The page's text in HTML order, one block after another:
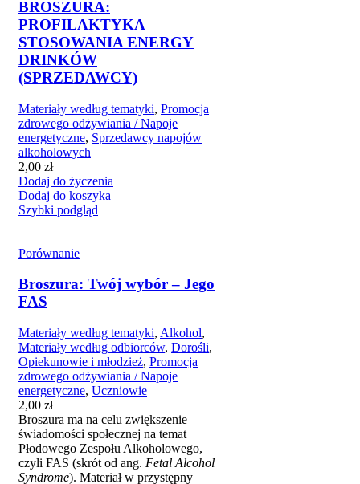
BROSZURA:
PROFILAKTYKA
STOSOWANIA ENERGY
DRINKÓW
(SPRZEDAWCY)
Materiały według tematyki, Promocja
zdrowego odżywiania / Napoje
energetyczne, Sprzedawcy napojów
alkoholowych
2,00 zł
Dodaj do życzenia
Dodaj do koszyka
Szybki podgląd
Porównanie
Broszura: Twój wybór – Jego
FAS
Materiały według tematyki, Alkohol,
Materiały według odbiorców, Dorośli,
Opiekunowie i młodzież, Promocja
zdrowego odżywiania / Napoje
energetyczne, Uczniowie
2,00 zł
Broszura ma na celu zwiększenie
świadomości społecznej na temat
Płodowego Zespołu Alkoholowego,
czyli FAS (skrót od ang. Fetal Alcohol
Syndrome). Materiał w przystępny